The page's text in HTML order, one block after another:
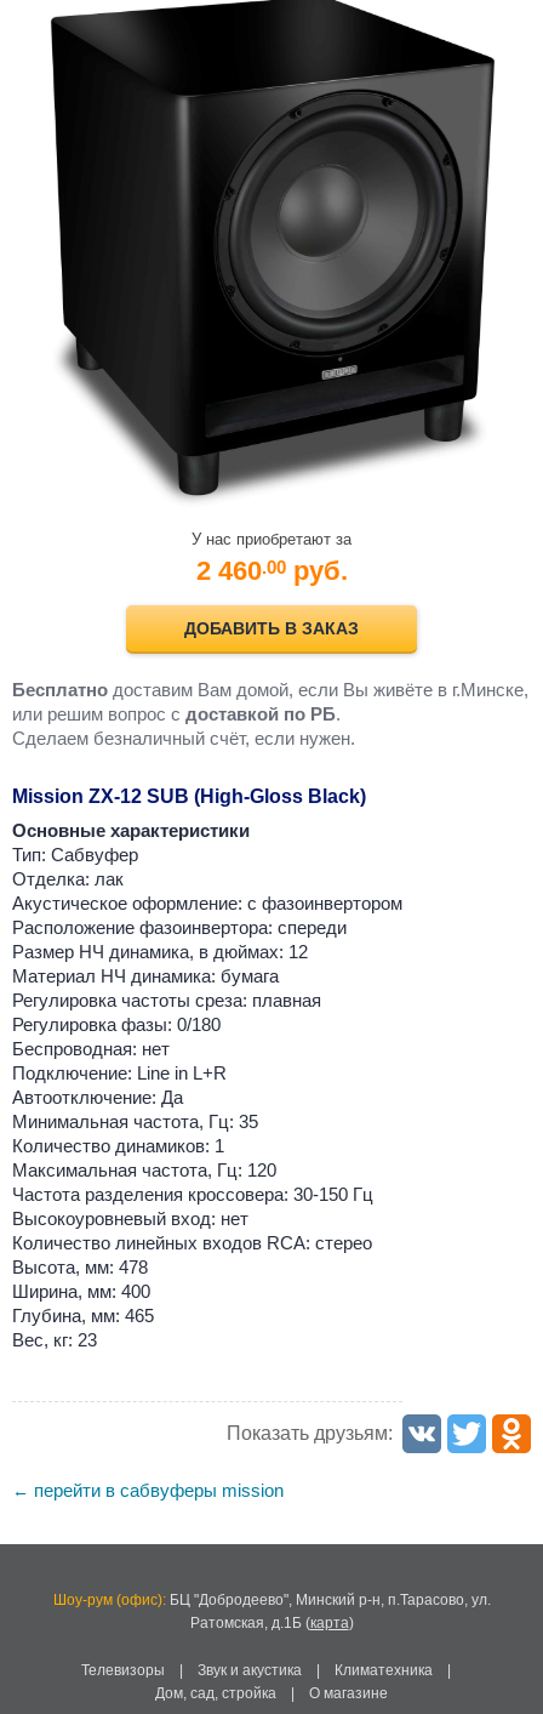
У нас приобретают за
2 460.00 руб.
ДОБАВИТЬ В ЗАКАЗ
Бесплатно доставим Вам домой, если Вы живёте в г.Минске,
или решим вопрос с доставкой по РБ.
Cделаем безналичный счёт, если нужен.
Mission ZX-12 SUB (High-Gloss Black)
Основные характеристики
Тип: Сабвуфер
Отделка: лак
Акустическое оформление: с фазоинвертором
Расположение фазоинвертора: спереди
Размер НЧ динамика, в дюймах: 12
Материал НЧ динамика: бумага
Регулировка частоты среза: плавная
Регулировка фазы: 0/180
Беспроводная: нет
Подключение: Line in L+R
Автоотключение: Да
Минимальная частота, Гц: 35
Количество динамиков: 1
Максимальная частота, Гц: 120
Частота разделения кроссовера: 30-150 Гц
Высокоуровневый вход: нет
Количество линейных входов RCA: стерео
Высота, мм: 478
Ширина, мм: 400
Глубина, мм: 465
Вес, кг: 23
Показать друзьям:
← перейти в сабвуферы mission
Шоу-рум (офис):БЦ "Добродеево", Минский р-н, п.Тарасово, ул.
Ратомская, д.1Б(карта)
Телевизоры Звук и акустика Климатехника
Дом, сад, стройка
О магазине